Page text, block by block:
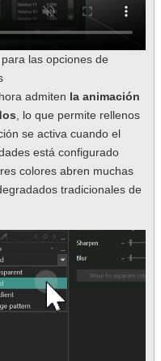
las opciones de
admiten la animación
, lo que permite rellenos
se activa cuando el
está configurado
colores abren muchas
tradicionales de